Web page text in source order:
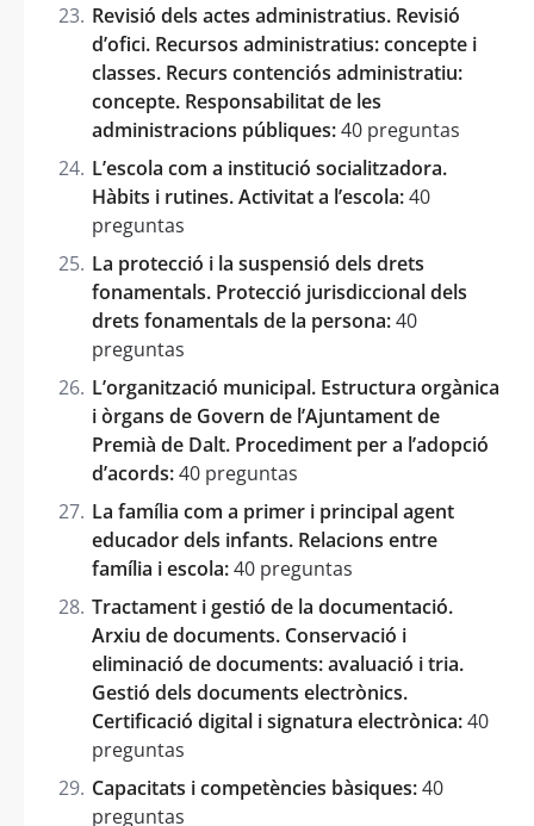
Revisió dels actes administratius. Revisió
d’ofici. Recursos administratius: concepte i
classes. Recurs contenciós administratiu:
concepte. Responsabilitat de les
administracions públiques:40 preguntas
L’escola com a institució socialitzadora.
Hàbits i rutines. Activitat a l’escola:40
preguntas
La protecció i la suspensió dels drets
fonamentals. Protecció jurisdiccional dels
drets fonamentals de la persona:40
preguntas
L’organització municipal. Estructura orgànica
i òrgans de Govern de l’Ajuntament de
Premià de Dalt. Procediment per a l’adopció
d’acords:40 preguntas
La família com a primer i principal agent
educador dels infants. Relacions entre
família i escola:40 preguntas
Tractament i gestió de la documentació.
Arxiu de documents. Conservació i
eliminació de documents: avaluació i tria.
Gestió dels documents electrònics.
Certificació digital i signatura electrònica:40
preguntas
Capacitats i competències bàsiques:40
preguntas